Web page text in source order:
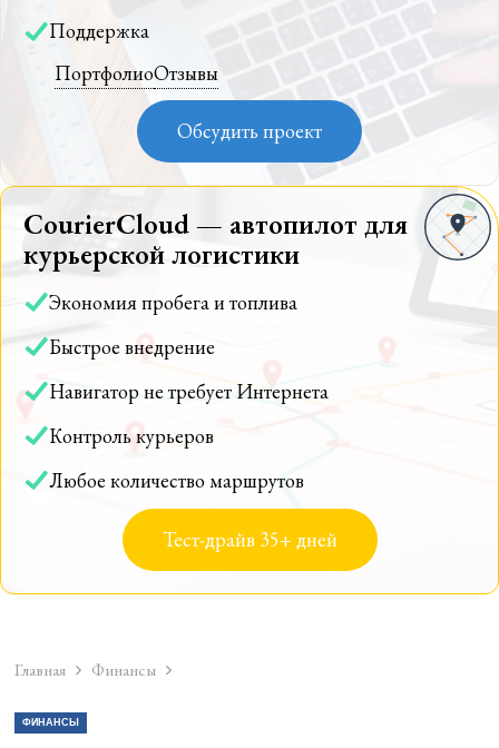
Поддержка
ПортфолиоОтзывы
Обсудить проект
CourierCloud — автопилот для
курьерской логистики
Экономия пробега и топлива
Быстрое внедрение
Навигатор не требует Интернета
Контроль курьеров
Любое количество маршрутов
Тест-драйв 35+ дней
Главная Финансы
ФИНАНСЫ